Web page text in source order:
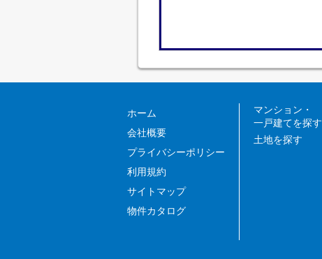
ホーム
会社概要
プライバシーポリシー
利用規約
サイトマップ
物件カタログ
マンション・
一戸建てを探す
土地を探す